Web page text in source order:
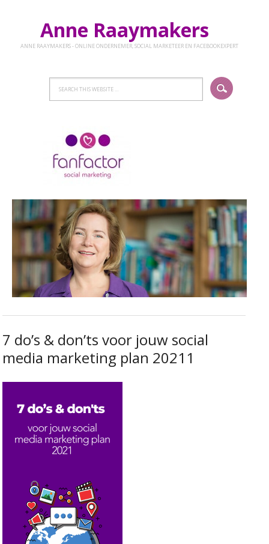
Anne Raaymakers
ANNE RAAYMAKERS - ONLINE ONDERNEMER, SOCIAL MARKETEER EN FACEBOOKEXPERT
7 do’s & don’ts voor jouw social
media marketing plan 20211